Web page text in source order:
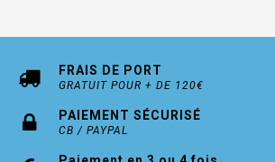
FRAIS DE PORT
GRATUIT POUR + DE 120€
PAIEMENT SÉCURISÉ
CB / PAYPAL